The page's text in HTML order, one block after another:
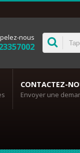
nous
CONTACTEZ-
Envoyer une